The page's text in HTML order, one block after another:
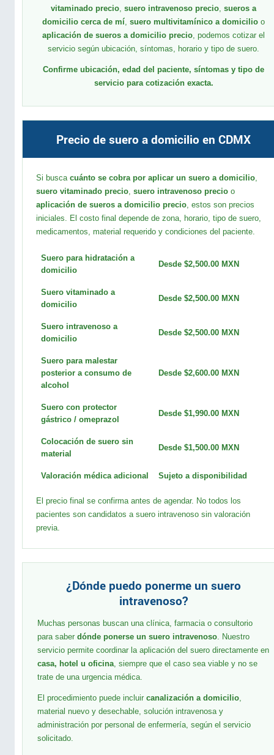
vitaminado precio suero intravenoso precio sueros a
domicilio cerca de mí suero multivitamínico a domicilio o
aplicación de sueros a domicilio precio , podemos cotizar el
servicio según ubicación, síntomas, horario y tipo de suero.
Confirme ubicación, edad del paciente, síntomas y tipo de
servicio para cotización exacta.
Precio de suero a domicilio en CDMX
Si busca cuánto se cobra por aplicar un suero a domicilio
suero vitaminado precio suero intravenoso precio o
aplicación de sueros a domicilio precio , estos son precios
iniciales. El costo final depende de zona, horario, tipo de suero,
medicamentos, material requerido y condiciones del paciente.
Suero para hidratación a
domicilio
Desde $2,500.00 MXN
Suero vitaminado a
domicilio
Desde $2,500.00 MXN
Suero intravenoso a
domicilio
Desde $2,500.00 MXN
Suero para malestar
posterior a consumo de
alcohol
Desde $2,600.00 MXN
Suero con protector
gástrico / omeprazol
Desde $1,990.00 MXN
Colocación de suero sin
material
Desde $1,500.00 MXN
Valoración médica adicional Sujeto a disponibilidad
El precio final se confirma antes de agendar. No todos los
pacientes son candidatos a suero intravenoso sin valoración
previa.
¿Dónde puedo ponerme un suero
intravenoso?
Muchas personas buscan una clínica, farmacia o consultorio
para saber dónde ponerse un suero intravenoso . Nuestro
servicio permite coordinar la aplicación del suero directamente en
casa, hotel u oficina , siempre que el caso sea viable y no se
trate de una urgencia médica.
El procedimiento puede incluir canalización a domicilio
material nuevo y desechable, solución intravenosa y
administración por personal de enfermería, según el servicio
solicitado.